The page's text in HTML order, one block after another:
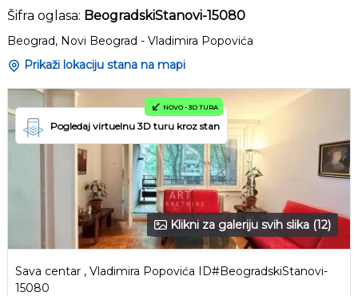
Šifra oglasa: BeogradskiStanovi-15080
Beograd, Novi Beograd - Vladimira Popovića
Prikaži lokaciju stana na mapi
Klikni za galeriju svih slika (12)
NOVO - 3D TURA
Pogledaj virtuelnu 3D turu kroz stan
Sava centar , Vladimira Popovića ID#BeogradskiStanovi-
15080